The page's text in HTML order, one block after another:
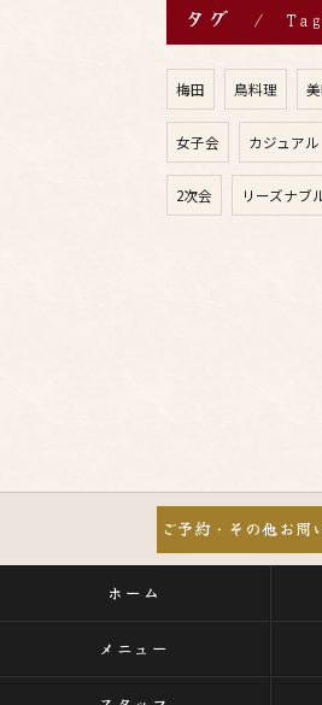
タグ
梅田 鳥料理
女子会 カジュアル
2次会 リーズナブ
ご予約・その他お問
ホーム
メニュー